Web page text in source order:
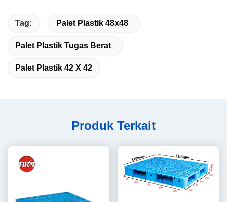
Tag: Palet Plastik 48x48
Palet Plastik Tugas Berat
Palet Plastik 42 X 42
Produk Terkait